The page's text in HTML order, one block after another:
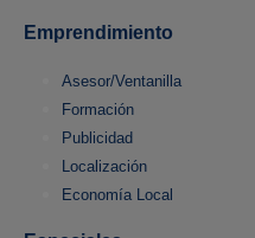
Emprendimiento
Asesor/Ventanilla
Formación
Publicidad
Localización
Economía Local